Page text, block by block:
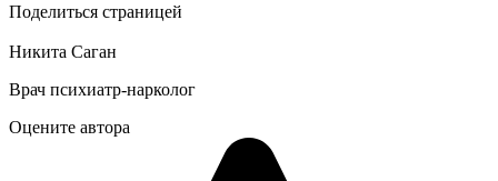
Поделиться страницей
Никита Саган
Врач психиатр-нарколог
Оцените автора